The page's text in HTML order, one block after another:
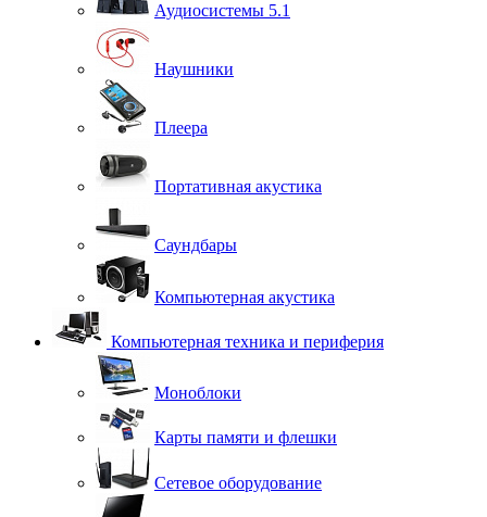
Аудиосистемы 5.1
Наушники
Плеера
Портативная акустика
Саундбары
Компьютерная акустика
Компьютерная техника и периферия
Моноблоки
Карты памяти и флешки
Сетевое оборудование